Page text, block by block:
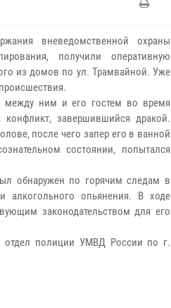
вневедомственной охраны
получили оперативную
из домов по ул. Трамвайной. Уже
между ним и его гостем во время
конфликт, завершившийся дракой.
после чего запер его в ванной
состоянии, попытался
обнаружен по горячим следам в
опьянения. В ходе
законодательством для его
отдел полиции УМВД России по г.